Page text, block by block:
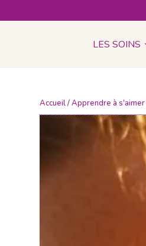
LES SOINS
Accueil/Apprendre à s'aimer